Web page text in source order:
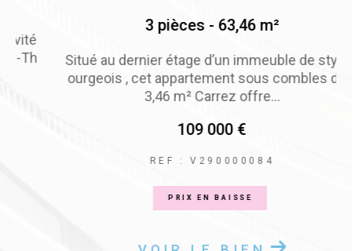
3 pièces - 63,46 m²
Situé au dernier étage d’un immeuble de style b
ourgeois , cet appartement sous combles de 6
3,46 m² Carrez offre...
109 000 €
REF : V290000084
PRIX EN BAISSE